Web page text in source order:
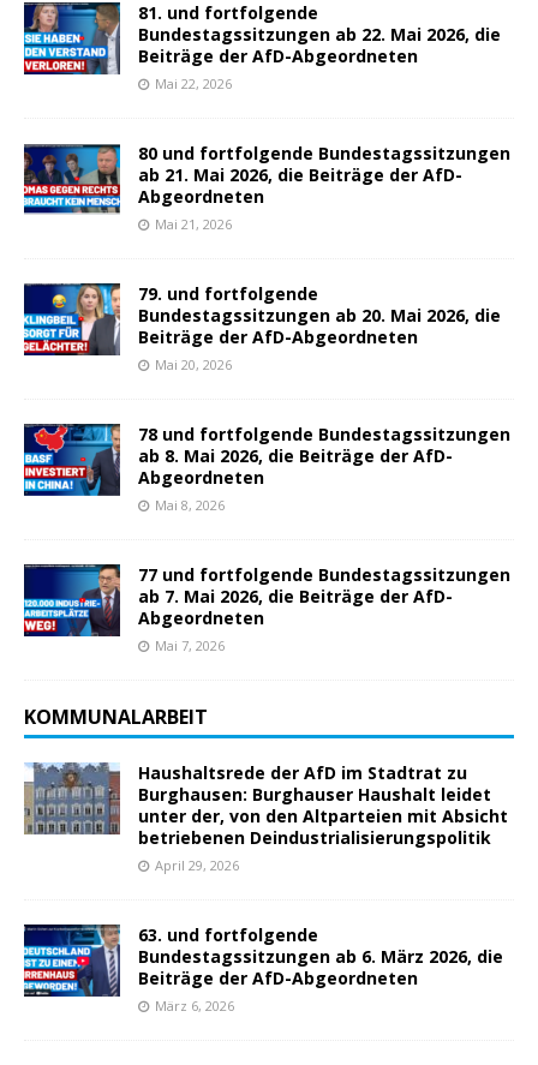
81. und fortfolgende
Bundestagssitzungen ab 22. Mai 2026, die
Beiträge der AfD-Abgeordneten
Mai 22, 2026
80 und fortfolgende Bundestagssitzungen
ab 21. Mai 2026, die Beiträge der AfD-
Abgeordneten
Mai 21, 2026
79. und fortfolgende
Bundestagssitzungen ab 20. Mai 2026, die
Beiträge der AfD-Abgeordneten
Mai 20, 2026
78 und fortfolgende Bundestagssitzungen
ab 8. Mai 2026, die Beiträge der AfD-
Abgeordneten
Mai 8, 2026
77 und fortfolgende Bundestagssitzungen
ab 7. Mai 2026, die Beiträge der AfD-
Abgeordneten
Mai 7, 2026
KOMMUNALARBEIT
Haushaltsrede der AfD im Stadtrat zu
Burghausen: Burghauser Haushalt leidet
unter der, von den Altparteien mit Absicht
betriebenen Deindustrialisierungspolitik
April 29, 2026
63. und fortfolgende
Bundestagssitzungen ab 6. März 2026, die
Beiträge der AfD-Abgeordneten
März 6, 2026